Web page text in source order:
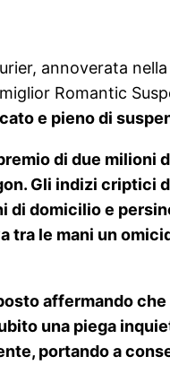
annoverata
Romantic
e pieno di
di due
Gli indizi
di domicilio e
le mani un
affermando
una piega
portando a